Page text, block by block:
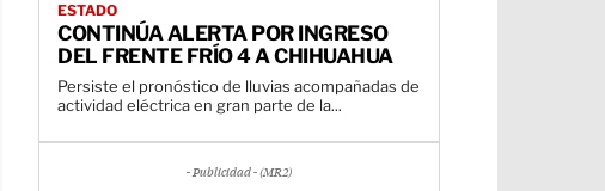
ESTADO
CONTINÚA ALERTA POR INGRESO
DEL FRENTE FRÍO 4 A CHIHUAHUA
Persiste el pronóstico de lluvias acompañadas de
actividad eléctrica en gran parte de la...
- Publicidad - (MR2)